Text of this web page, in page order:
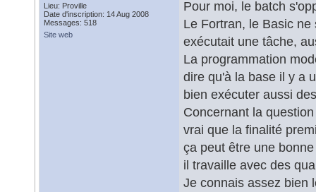
Lieu: Proville
Date d'inscription: 14 Aug 2008
Messages: 518
Site web
Pour moi, le batch
Le Fortran, le Basic
exécutait une tâche,
La programmation
dire qu'à la base il y a
bien exécuter aussi
Concernant la
vrai que la finalité
ça peut être une
il travaille avec des
Je connais assez bien